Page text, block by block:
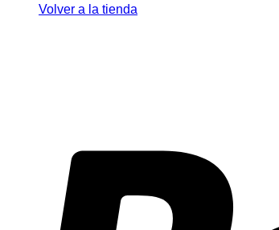
Volver a la tienda